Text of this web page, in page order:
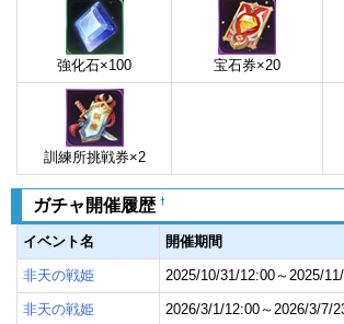
強化石×100 宝石券×20
訓練所挑戦券×2
ガチャ開催履歴 †
イベント名 開催期間
非天の戦姫 2025/10/31/12:00～2025/
非天の戦姫 2026/3/1/12:00～2026/3/7/